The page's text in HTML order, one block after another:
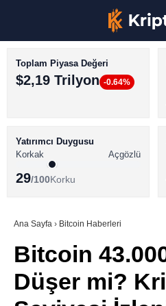
BİTCOİN HABERLERİ
ALTCOİN HABERLERİ
SÖZLÜK
Toplam Piyasa Değeri
$2,19 Trilyon -0.64%
Yatırımcı Duygusu
Korkak
Açgözlü
29/100Korku
Ana Sayfa › Bitcoin Haberleri
Bitcoin
Düşer mi?